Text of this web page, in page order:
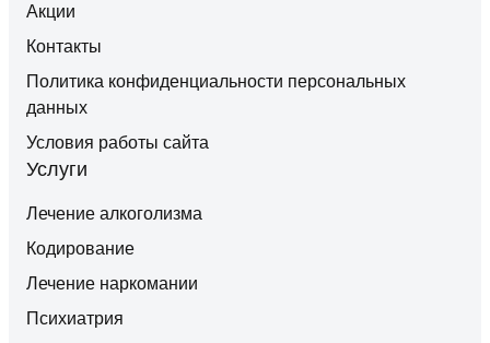
Акции
Контакты
Политика конфиденциальности персональных
данных
Условия работы сайта
Услуги
Лечение алкоголизма
Кодирование
Лечение наркомании
Психиатрия